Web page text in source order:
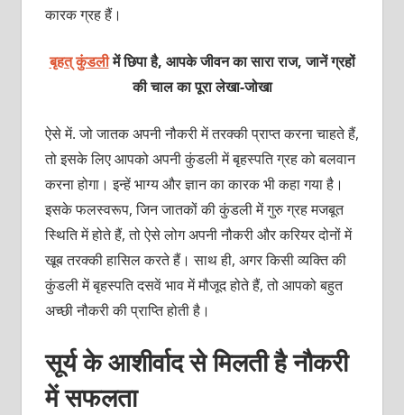
कारक ग्रह हैं।
बृहत् कुंडलीमें छिपा है, आपके जीवन का सारा राज, जानें ग्रहों
की चाल का पूरालेखा-जोखा
ऐसे में. जो जातक अपनी नौकरी में तरक्की प्राप्त करना चाहते हैं,
तो इसके लिए आपको अपनी कुंडली में बृहस्पति ग्रह को बलवान
करना होगा। इन्हें भाग्य और ज्ञान का कारक भी कहा गया है।
इसके फलस्वरूप, जिन जातकों की कुंडली में गुरु ग्रह मजबूत
स्थिति में होते हैं, तो ऐसे लोग अपनी नौकरी और करियर दोनों में
खूब तरक्की हासिल करते हैं। साथ ही, अगर किसी व्यक्ति की
कुंडली में बृहस्पति दसवें भाव में मौजूद होते हैं, तो आपको बहुत
अच्छी नौकरी की प्राप्ति होती है।
सूर्य के आशीर्वाद से मिलती है नौकरी
में सफलता